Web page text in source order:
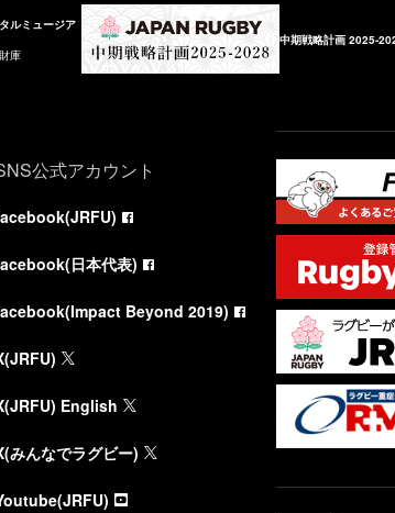
ルミュージア
庫
中期戦略計画 2025-
公式アカウント
日本代表)
Beyond 2019)
English
みんなでラグビー)